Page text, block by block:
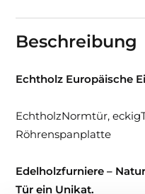
Beschreibung
Echtholz Europäische
EchtholzNormtür,
Röhrenspanplatte
Edelholzfurniere –
Tür ein Unikat.